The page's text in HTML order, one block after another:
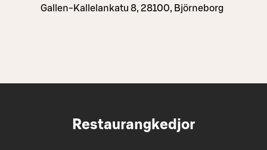
Gallen-Kallelankatu 8, 28100, Björneborg
Restaurangkedjor